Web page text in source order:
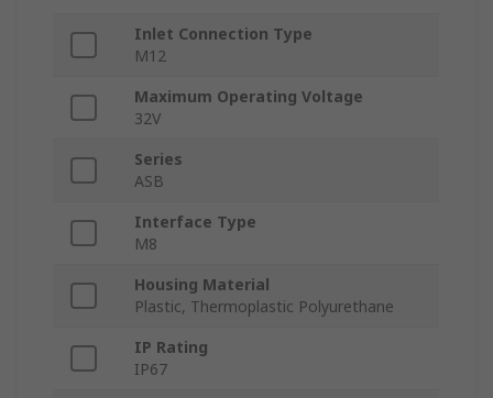
Inlet Connection Type
M12
Maximum Operating Voltage
32V
Series
ASB
Interface Type
M8
Housing Material
Plastic, Thermoplastic Polyurethane
IP Rating
IP67